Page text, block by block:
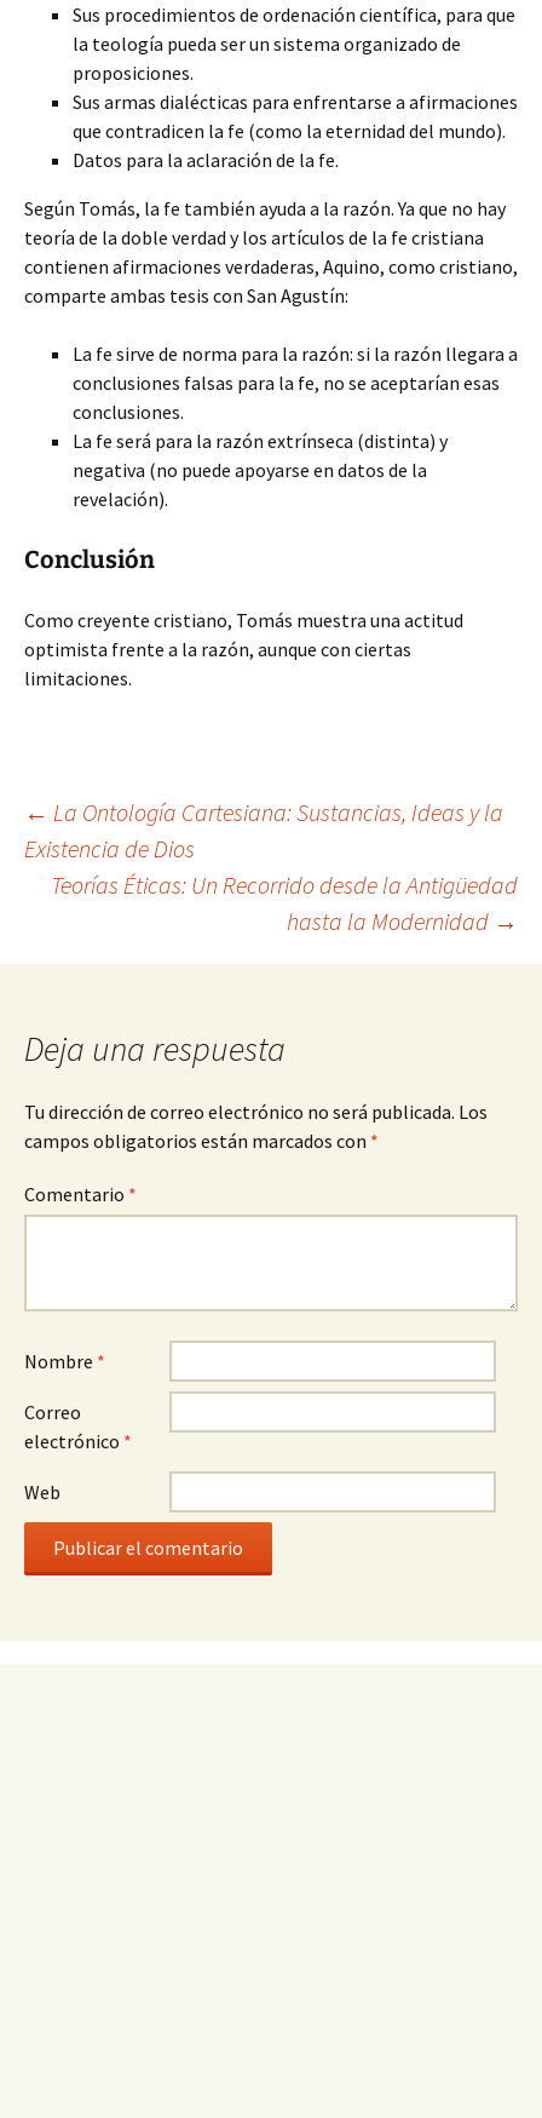
Sus procedimientos de ordenación científica, para que
la teología pueda ser un sistema organizado de
proposiciones.
Sus armas dialécticas para enfrentarse a afirmaciones
que contradicen la fe (como la eternidad del mundo).
Datos para la aclaración de la fe.
Según Tomás, la fe también ayuda a la razón. Ya que no hay
teoría de la doble verdad y los artículos de la fe cristiana
contienen afirmaciones verdaderas, Aquino, como cristiano,
comparte ambas tesis con San Agustín:
La fe sirve de norma para la razón: si la razón llegara a
conclusiones falsas para la fe, no se aceptarían esas
conclusiones.
La fe será para la razón extrínseca (distinta) y
negativa (no puede apoyarse en datos de la
revelación).
Conclusión
Como creyente cristiano, Tomás muestra una actitud
optimista frente a la razón, aunque con ciertas
limitaciones.
Navegación
de
entradas
← La Ontología Cartesiana: Sustancias, Ideas y la
Existencia de Dios
Teorías Éticas: Un Recorrido desde la Antigüedad
hasta la Modernidad →
Deja una respuesta
Tu dirección de correo electrónico no será publicada. Los
campos obligatorios están marcados con *
Comentario *
Nombre *
Correo
electrónico *
Web